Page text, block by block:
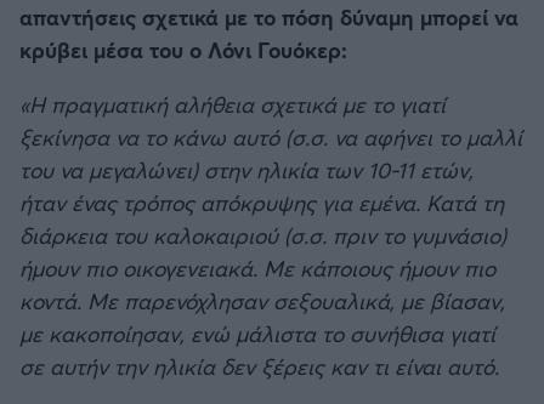
απαντήσεις σχετικά με το πόση δύναμη μπορεί να
κρύβει μέσα του ο Λόνι Γουόκερ:
«Η πραγματική αλήθεια σχετικά με το γιατί
ξεκίνησα να το κάνω αυτό (σ.σ. να αφήνει το μαλλί
του να μεγαλώνει) στην ηλικία των 10-11 ετών,
ήταν ένας τρόπος απόκρυψης για εμένα. Κατά τη
διάρκεια του καλοκαιριού (σ.σ. πριν το γυμνάσιο)
ήμουν πιο οικογενειακά. Με κάποιους ήμουν πιο
κοντά. Με παρενόχλησαν σεξουαλικά, με βίασαν,
με κακοποίησαν, ενώ μάλιστα το συνήθισα γιατί
σε αυτήν την ηλικία δεν ξέρεις καν τι είναι αυτό.